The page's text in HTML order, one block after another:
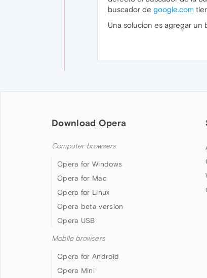
buscador de google.com
Una solucion es agregar un
Download Opera
Computer browsers
Opera for Windows
Opera for Mac
Opera for Linux
Opera beta version
Opera USB
Mobile browsers
Opera for Android
Opera Mini